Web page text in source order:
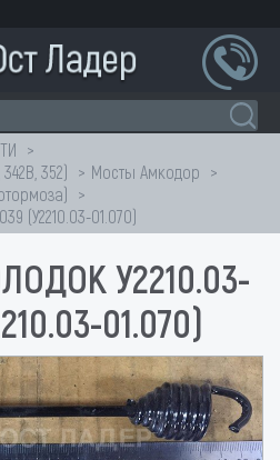
352)
Мосты Амкодор
(У2210.03-01.070)
У2210.03-
01.070)